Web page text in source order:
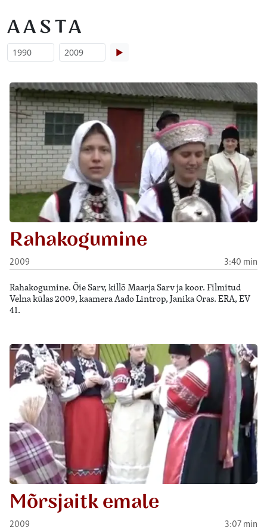
AASTA
▶
Rahakogumine
2009 3:40 min
Rahakogumine. Õie Sarv, killõ Maarja Sarv ja koor. Filmitud
Velna külas 2009, kaamera Aado Lintrop, Janika Oras. ERA, EV
41.
Mõrsjaitk emale
2009 3:07 min